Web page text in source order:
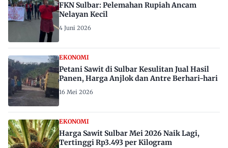
FKN Sulbar: Pelemahan Rupiah Ancam
Nelayan Kecil
4 Juni 2026
EKONOMI
Petani Sawit di Sulbar Kesulitan Jual Hasil
Panen, Harga Anjlok dan Antre Berhari-hari
16 Mei 2026
EKONOMI
Harga Sawit Sulbar Mei 2026 Naik Lagi,
Tertinggi Rp3.493 per Kilogram